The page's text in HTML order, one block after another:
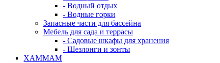
- Водный отдых
- Водные горки
Запасные части для бассейна
Мебель для сада и террасы
- Садовые шкафы для хранения
- Шезлонги и зонты
ХАММАМ